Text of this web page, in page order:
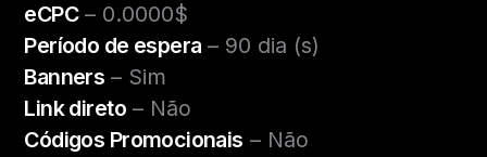
eCPC– 0.0000$
Período de espera – 90 dia (s)
Banners – Sim
Link direto– Não
Códigos Promocionais – Não